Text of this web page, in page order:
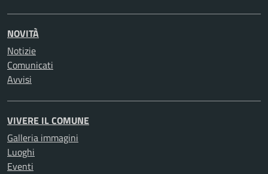
NOVITÀ
Notizie
Comunicati
Avvisi
VIVERE IL COMUNE
Galleria immagini
Luoghi
Eventi